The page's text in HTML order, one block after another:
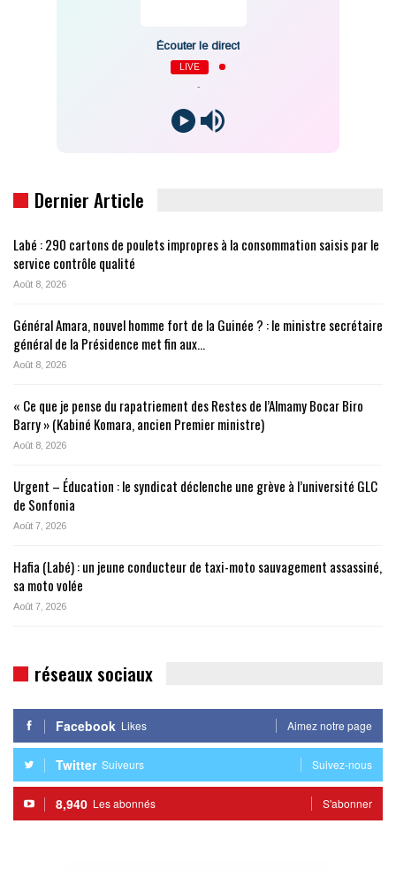
Écouter le direct
LIVE
Dernier Article
Labé : 290 cartons de poulets impropres à la consommation saisis par le
service contrôle qualité
Août 8, 2026
Général Amara, nouvel homme fort de la Guinée ? : le ministre secrétaire
général de la Présidence met fin aux…
Août 8, 2026
« Ce que je pense du rapatriement des Restes de l’Almamy Bocar Biro
Barry » (Kabiné Komara, ancien Premier ministre)
Août 8, 2026
Urgent – Éducation : le syndicat déclenche une grève à l’université GLC
de Sonfonia
Août 7, 2026
Hafia (Labé) : un jeune conducteur de taxi-moto sauvagement assassiné,
sa moto volée
Août 7, 2026
réseaux sociaux
Facebook Likes Aimez notre page
Twitter Suiveurs Suivez-nous
8,940 Les abonnés S'abonner